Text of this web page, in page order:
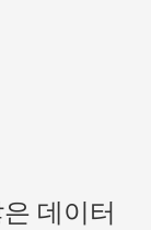
데이터